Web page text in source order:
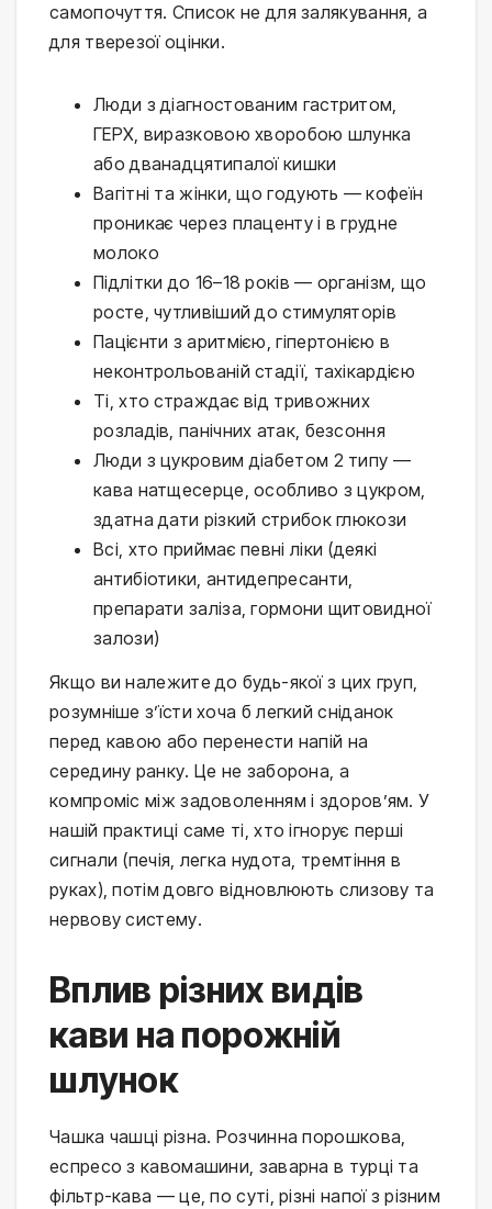
самопочуття. Список не для залякування, а
для тверезої оцінки.
Люди з діагностованим гастритом,
ГЕРХ, виразковою хворобою шлунка
або дванадцятипалої кишки
Вагітні та жінки, що годують — кофеїн
проникає через плаценту і в грудне
молоко
Підлітки до 16–18 років — організм, що
росте, чутливіший до стимуляторів
Пацієнти з аритмією, гіпертонією в
неконтрольованій стадії, тахікардією
Ті, хто страждає від тривожних
розладів, панічних атак, безсоння
Люди з цукровим діабетом 2 типу —
кава натщесерце, особливо з цукром,
здатна дати різкий стрибок глюкози
Всі, хто приймає певні ліки (деякі
антибіотики, антидепресанти,
препарати заліза, гормони щитовидної
залози)
Якщо ви належите до будь-якої з цих груп,
розумніше з’їсти хоча б легкий сніданок
перед кавою або перенести напій на
середину ранку. Це не заборона, а
компроміс між задоволенням і здоров’ям. У
нашій практиці саме ті, хто ігнорує перші
сигнали (печія, легка нудота, тремтіння в
руках), потім довго відновлюють слизову та
нервову систему.
Вплив різних видів
кави на порожній
шлунок
Чашка чашці різна. Розчинна порошкова,
еспресо з кавомашини, заварна в турці та
фільтр-кава — це, по суті, різні напої з різним